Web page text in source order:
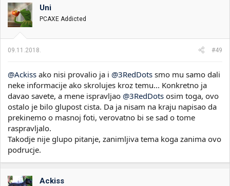
o
v
a
n
:
Uni
PCAXE Addicted
09.11.2018. #49
@Ackiss ako nisi provalio ja i @3RedDots smo mu samo dali
neke informacije ako skrolujes kroz temu... Konkretno ja
davao savete, a mene ispravljao @3RedDots osim toga, ovo
ostalo je bilo glupost cista. Da ja nisam na kraju napisao da
prekinemo o masnoj foti, verovatno bi se sad o tome
raspravljalo.
Takodje nije glupo pitanje, zanimljiva tema koga zanima ovo
podrucje.
Ackiss